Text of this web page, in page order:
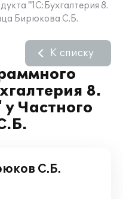
"1С:Бухгалтерия 8.
Бирюкова С.Б.
8.
Частного
К списку
С.Б.